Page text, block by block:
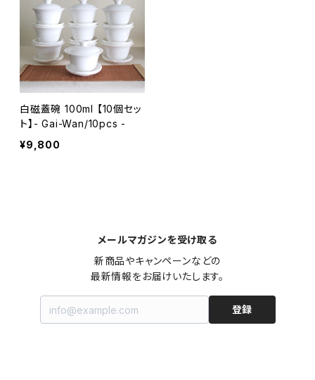
白磁蓋碗 100ml 【10個セッ
ト】- Gai-Wan/10pcs -
¥9,800
メールマガジンを受け取る
新商品やキャンペーンなどの
最新情報をお届けいたします。
登録